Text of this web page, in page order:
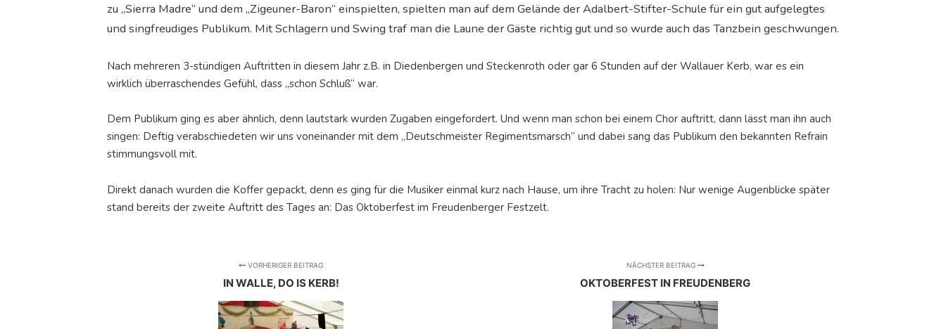
zu „Sierra Madre“ und dem „Zigeuner-Baron“ einspielten, spielten man auf dem Gelände der Adalbert-Stifter-Schule für ein gut aufgelegtes
und singfreudiges Publikum. Mit Schlagern und Swing traf man die Laune der Gäste richtig gut und so wurde auch das Tanzbein geschwungen.
Nach mehreren 3-stündigen Auftritten in diesem Jahr z.B. in Diedenbergen und Steckenroth oder gar 6 Stunden auf der Wallauer Kerb, war es ein
wirklich überraschendes Gefühl, dass „schon Schluß“ war.
Dem Publikum ging es aber ähnlich, denn lautstark wurden Zugaben eingefordert. Und wenn man schon bei einem Chor auftritt, dann lässt man ihn auch
singen: Deftig verabschiedeten wir uns voneinander mit dem „Deutschmeister Regimentsmarsch“ und dabei sang das Publikum den bekannten Refrain
stimmungsvoll mit.
Direkt danach wurden die Koffer gepackt, denn es ging für die Musiker einmal kurz nach Hause, um ihre Tracht zu holen: Nur wenige Augenblicke später
stand bereits der zweite Auftritt des Tages an: Das Oktoberfest im Freudenberger Festzelt.
VORHERIGER BEITRAG
IN WALLE, DO IS KERB!
NÄCHSTER BEITRAG
OKTOBERFEST IN FREUDENBERG